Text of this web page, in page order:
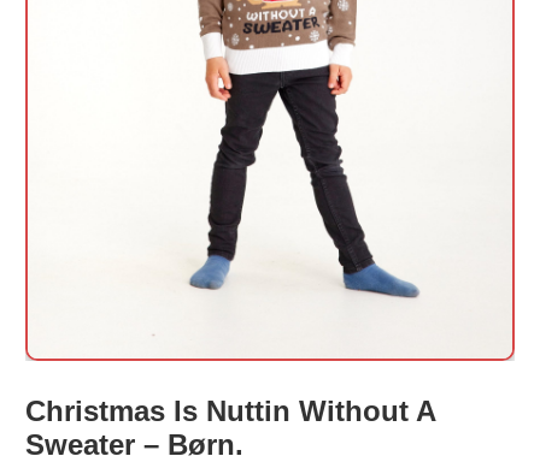
Christmas Is Nuttin Without A
Sweater – Børn.